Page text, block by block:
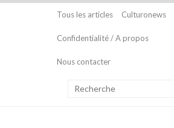
Tous les articles Culturonews
Confidentialité / A propos
Nous contacter